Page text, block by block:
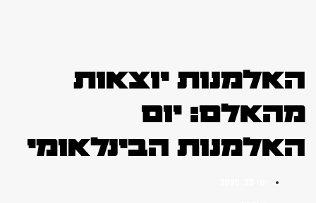
האלמנות יוצאות
מהאלם: יום
האלמנות הבינלאומי